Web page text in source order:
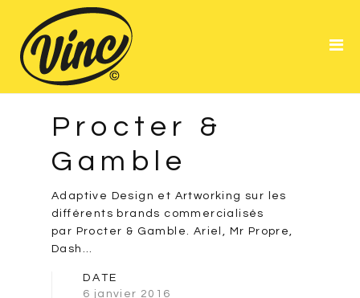
Portfolio
About Me
Procter &
Gamble
Adaptive Design et Artworking sur les
différents brands commercialisés
par Procter & Gamble. Ariel, Mr Propre,
Dash…
DATE
6 janvier 2016